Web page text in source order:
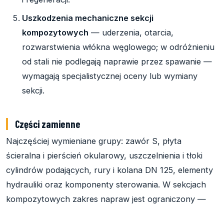
Uszkodzenia mechaniczne sekcji
kompozytowych — uderzenia, otarcia,
rozwarstwienia włókna węglowego; w odróżnieniu
od stali nie podlegają naprawie przez spawanie —
wymagają specjalistycznej oceny lub wymiany
sekcji.
Części zamienne
Najczęściej wymieniane grupy: zawór S, płyta
ścieralna i pierścień okularowy, uszczelnienia i tłoki
cylindrów podających, rury i kolana DN 125, elementy
hydrauliki oraz komponenty sterowania. W sekcjach
kompozytowych zakres napraw jest ograniczony —